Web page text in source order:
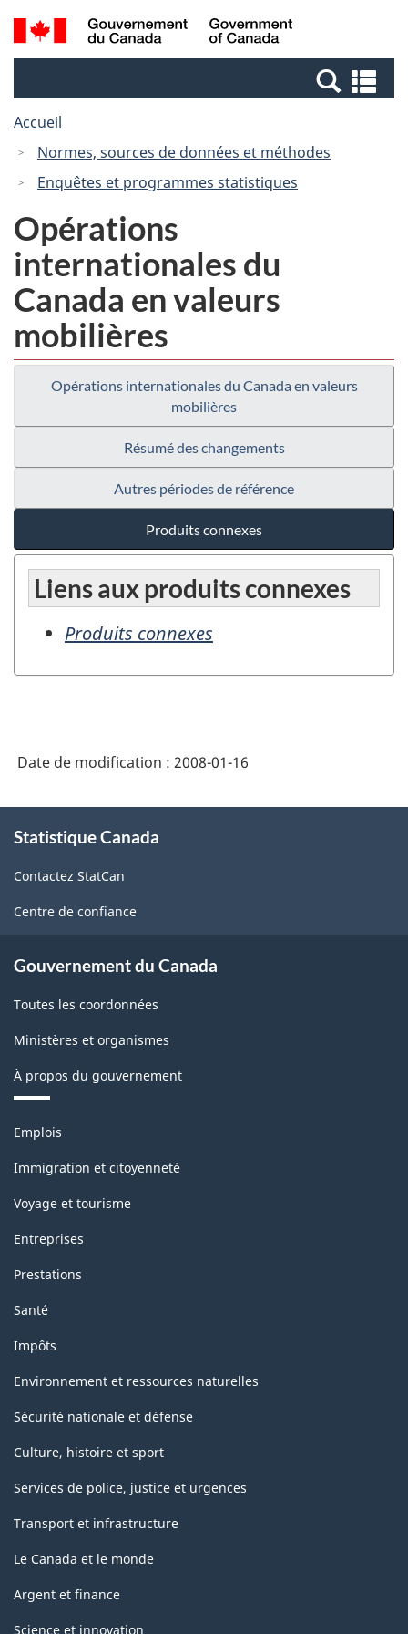
Passer
au
Passer
à
Canada
Recherche
et
et
Accueil
Normes, sources de données et méthodes
Enquêtes et programmes statistiques
Opérations
internationales du
Canada en valeurs
mobilières
Opérations internationales du Canada en valeurs
mobilières
Résumé des changements
Autres périodes de référence
Produits connexes
Liens aux produits connexes
Produits connexes
Date de modification : 2008-01-16
propos
ce
site
Statistique Canada
Contactez StatCan
Centre de confiance
Gouvernement du Canada
Toutes les coordonnées
Ministères et organismes
À propos du gouvernement
Thèmes
sujets
Emplois
Immigration et citoyenneté
Voyage et tourisme
Entreprises
Prestations
Santé
Impôts
Environnement et ressources naturelles
Sécurité nationale et défense
Culture, histoire et sport
Services de police, justice et urgences
Transport et infrastructure
Le Canada et le monde
Argent et finance
Science et innovation